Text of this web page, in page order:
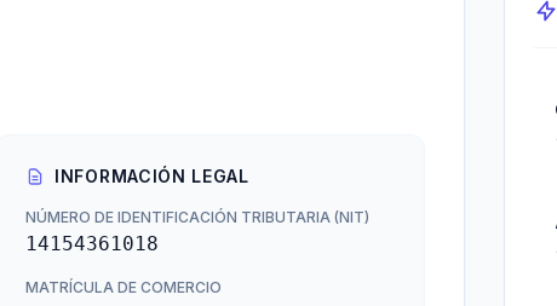
INFORMACIÓN LEGAL
NÚMERO DE IDENTIFICACIÓN TRIBUTARIA (NIT)
14154361018
MATRÍCULA DE COMERCIO